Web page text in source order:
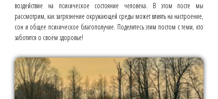
воздействие на психическое состояние человека. В этом посте мы
рассмотрим, как загрязнение окружающей среды может влиять на настроение,
сон и общее психическое благополучие. Поделитесь этим постом с теми, кто
заботится о своём здоровье!